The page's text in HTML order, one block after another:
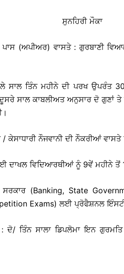
ਸੁਨਹਿਰੀ ਮੌਕਾ
(ਅਪੀਅਰ) ਵਾਸਤੇ : ਗੁਰਬਾਣੀ
ਸਾਲ ਤਿੰਨ ਮਹੀਨੇ ਦੀ ਪਰਖ ਉਪਰੰਤ
ਸਾਲ ਕਾਬਲੀਅਤ ਅਨੁਸਾਰ ਦੋ ਗੁਣਾਂ ਤੇ
ਨੌਜਵਾਨੀ ਦੀ ਨੌਕਰੀਆਂ ਵਾਸਤੇ
ਵਿਦਿਆਰਥੀਆਂ ਨੂੰ 9ਵੇਂ ਮਹੀਨੇ ਤੋਂ
(Banking, State
Exams) ਲਈ ਪ੍ਰੋਫੈਸ਼ਨਲ
ਦੋ/ ਤਿੰਨ ਸਾਲਾ ਡਿਪਲੋਮਾ ਇਨ